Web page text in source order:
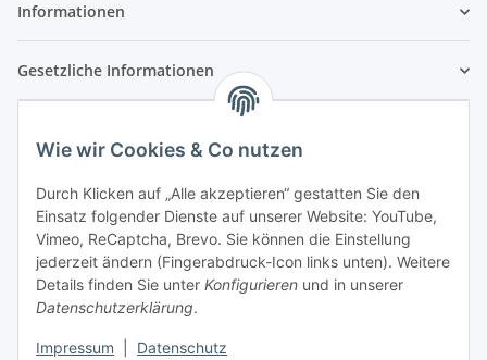
Wie wir Cookies & Co nutzen
Durch Klicken auf „Alle akzeptieren“ gestatten Sie den
Einsatz folgender Dienste auf unserer Website: YouTube,
Vimeo, ReCaptcha, Brevo. Sie können die Einstellung
jederzeit ändern (Fingerabdruck-Icon links unten). Weitere
Details finden Sie unter Konfigurieren und in unserer
Datenschutzerklärung.
Impressum Datenschutz
Informationen
Gesetzliche Informationen